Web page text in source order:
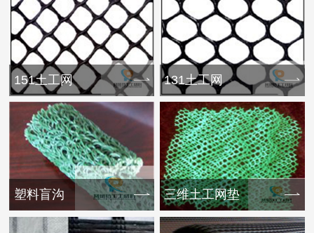
151土工网 131土工网
塑料盲沟 三维土工网垫